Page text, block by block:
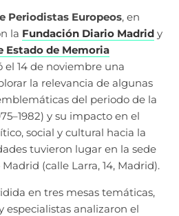
Periodistas Europeos, en
la Fundación Diario Madrid y
Estado de Memoria
el 14 de noviembre una
la relevancia de algunas
del periodo de la
y su impacto en el
social y cultural hacia la
tuvieron lugar en la sede
(calle Larra, 14, Madrid).
en tres mesas temáticas,
especialistas analizaron el